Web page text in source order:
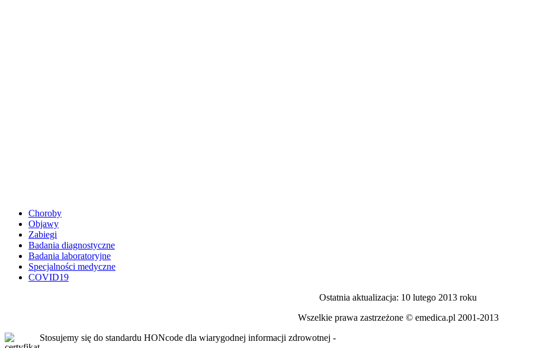
Choroby
Objawy
Zabiegi
Badania diagnostyczne
Badania laboratoryjne
Specjalności medyczne
COVID19
Ostatnia aktualizacja: 10 lutego 2013 roku
Wszelkie prawa zastrzeżone © emedica.pl 2001-2013
Stosujemy się do standardu HONcode dla wiarygodnej informacji zdrowotnej -